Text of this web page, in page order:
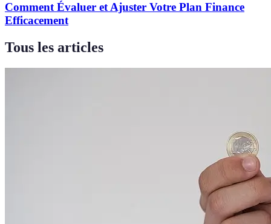
Comment Évaluer et Ajuster Votre Plan Finance
Efficacement
Tous les articles